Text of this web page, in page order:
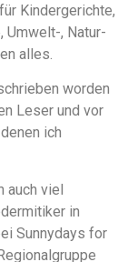
Kindergerichte,
Umwelt-, Natur-
alles.
worden
Leser und vor
ich
auch viel
in
Sunnydays for